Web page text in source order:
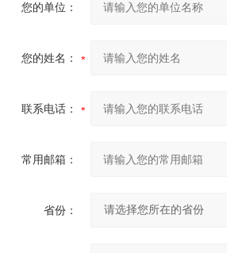
您的单位：
您的姓名：
联系电话：
常用邮箱：
省份：